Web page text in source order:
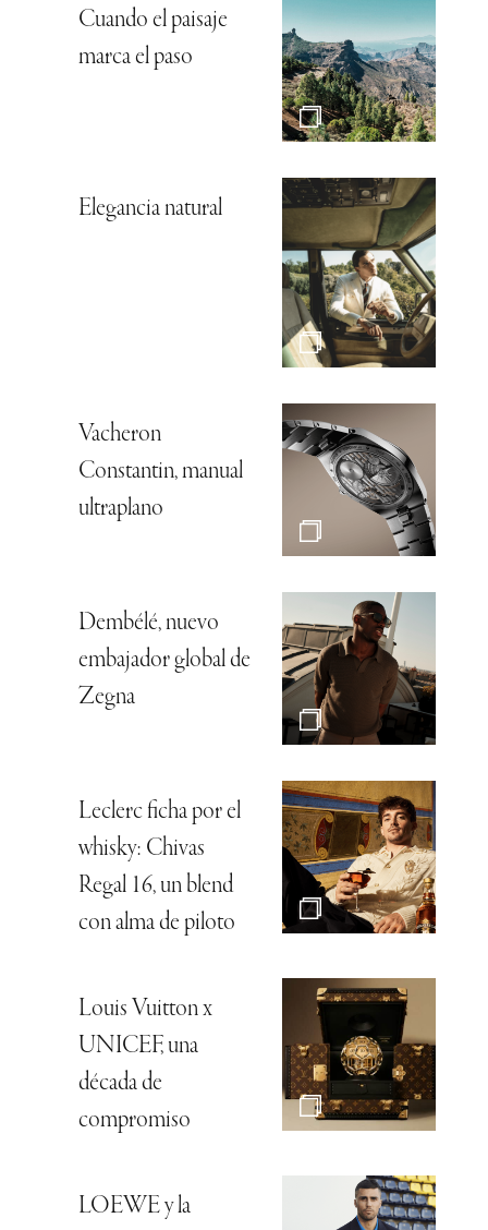
Cuando el paisaje
marca el paso
Elegancia natural
Vacheron
Constantin, manual
ultraplano
Dembélé, nuevo
embajador global de
Zegna
Leclerc ficha por el
whisky: Chivas
Regal 16, un blend
con alma de piloto
Louis Vuitton x
UNICEF, una
década de
compromiso
LOEWE y la